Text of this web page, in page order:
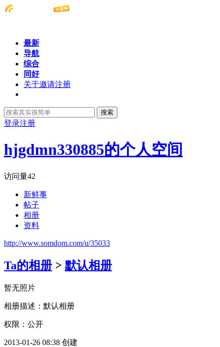
最新
导航
综合
同好
关于邀请注册
搜索
登录注册
hjgdmn330885的个人空间
访问量42
新鲜事
帖子
相册
资料
http://www.somdom.com/u/35033
Ta的相册 > 默认相册
暂无照片
相册描述：默认相册
权限：公开
2013-01-26 08:38 创建